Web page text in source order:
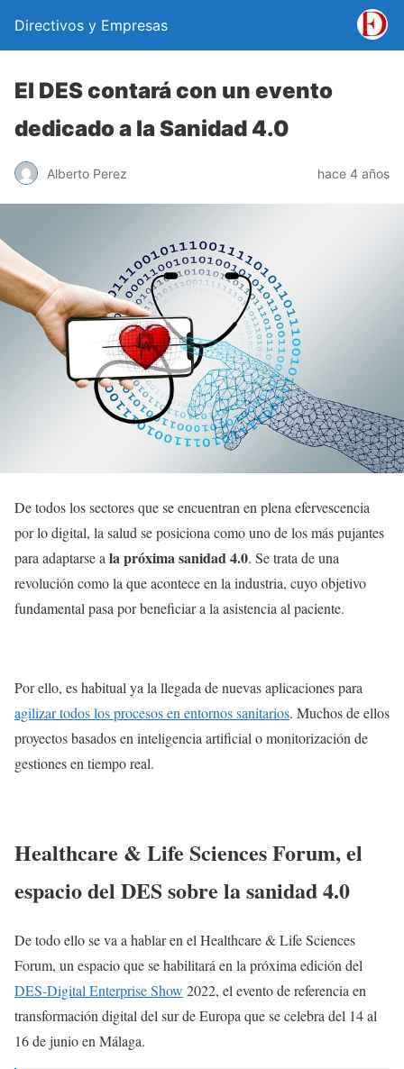
Directivos y Empresas
El DES contará con un evento
dedicado a la Sanidad 4.0
Alberto Perez hace 4 años
De todos los sectores que se encuentran en plena efervescencia
por lo digital, la salud se posiciona como uno de los más pujantes
para adaptarse a la próxima sanidad 4.0. Se trata de una
revolución como la que acontece en la industria, cuyo objetivo
fundamental pasa por beneficiar a la asistencia al paciente.
Por ello, es habitual ya la llegada de nuevas aplicaciones para
agilizar todos los procesos en entornos sanitarios. Muchos de ellos
proyectos basados en inteligencia artificial o monitorización de
gestiones en tiempo real.
Healthcare & Life Sciences Forum, el
espacio del DES sobre la sanidad 4.0
De todo ello se va a hablar en el Healthcare & Life Sciences
Forum, un espacio que se habilitará en la próxima edición del
DES-Digital Enterprise Show 2022, el evento de referencia en
transformación digital del sur de Europa que se celebra del 14 al
16 de junio en Málaga.